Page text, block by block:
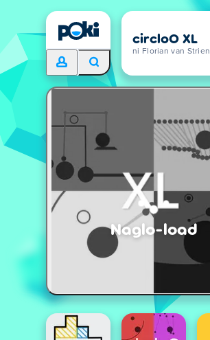
circloO XL
ni Florian van Strien
Naglo-load